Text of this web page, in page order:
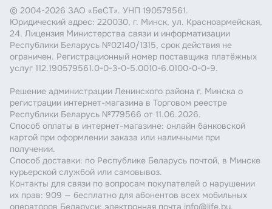
© 2004-2026 ЗАО «БеСТ». УНП 190579561.
Юридический адрес: 220030, г. Минск, ул. Красноармейская,
24. Лицензия Министерства связи и информатизации
Республики Беларусь №02140/1315, срок действия не
ограничен. Регистрационный номер поставщика платёжных
услуг 112.190579561.0-0-3-0-5.0010-6.0100-0-0-9.
Решение администрации Ленинского района г. Минска о
регистрации интернет-магазина в Торговом реестре
Республики Беларусь №779566 от 11.06.2026.
Способ оплаты в интернет-магазине: онлайн банковской
картой при оформлении заказа или наличными при
получении.
Способ доставки: по Республике Беларусь почтой, в Минске
курьерской службой или самовывоз.
Контакты для связи по вопросам покупателей о нарушении
их прав: 909 — бесплатно для абонентов всех мобильных
операторов Беларуси; электронная почта info@life.by.